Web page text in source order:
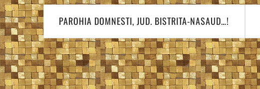
Navigare
în
articole
PAROHIA DOMNESTI, JUD. BISTRITA-NASAUD…!